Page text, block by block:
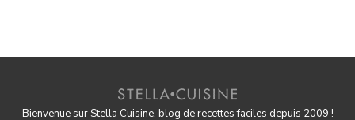
Bienvenue sur Stella Cuisine, blog de recettes faciles depuis 2009 !